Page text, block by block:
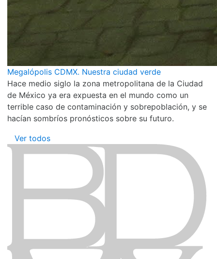
Megalópolis CDMX. Nuestra ciudad verde
Hace medio siglo la zona metropolitana de la Ciudad
de México ya era expuesta en el mundo como un
terrible caso de contaminación y sobrepoblación, y se
hacían sombríos pronósticos sobre su futuro.
Ver todos